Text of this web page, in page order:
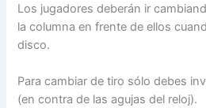
Los jugadores deberán ir
la columna en frente de ellos
disco.
Para cambiar de tiro sólo debes
(en contra de las agujas del reloj).